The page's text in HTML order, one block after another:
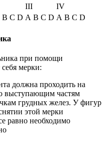
III
IV
B C D A B C D A B C D
при помощи
мерки:
должна проходить на
выступающим частям
грудных желез. У фигур
этой мерки
равно необходимо